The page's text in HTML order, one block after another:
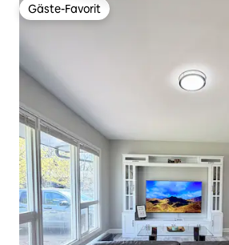
Gäste-Favorit
Gäste-Favorit